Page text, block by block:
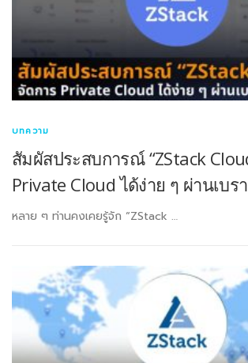
บทความ
สัมผัสประสบการณ์ “ZStack
Private Cloud ได้ง่าย ๆ ผ่านเบร
หลาย ๆ ท่านคงเคยรู้จัก “ZStack …